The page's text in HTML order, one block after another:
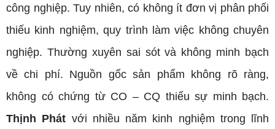
công nghiệp. Tuy nhiên, có không ít đơn vị phân phối
thiếu kinh nghiệm, quy trình làm việc không chuyên
nghiệp. Thường xuyên sai sót và không minh bạch
về chi phí. Nguồn gốc sản phẩm không rõ ràng,
không có chứng từ CO – CQ thiếu sự minh bạch.
Thịnh Phát với nhiều năm kinh nghiệm trong lĩnh